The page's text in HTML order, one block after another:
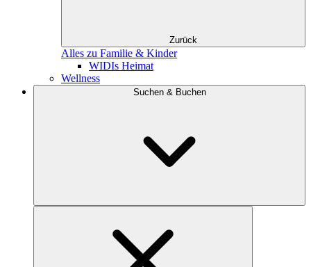
Zurück
Alles zu Familie & Kinder
WIDIs Heimat
Wellness
Suchen & Buchen